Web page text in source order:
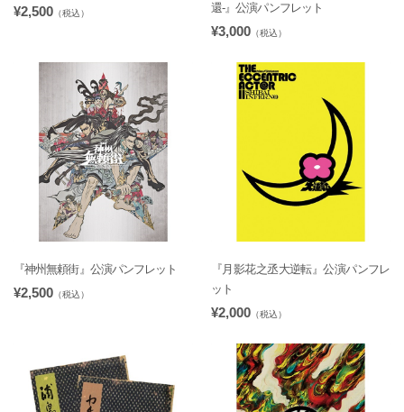
¥2,500 （税込）
還-』公演パンフレット
¥3,000 （税込）
『神州無頼街』公演パンフレット
¥2,500 （税込）
『月影花之丞大逆転』公演パンフレ
ット
¥2,000 （税込）